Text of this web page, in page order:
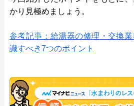
かり見極めましょう。
参考記事：給湯器の修理・交換
識すべき7つのポイント